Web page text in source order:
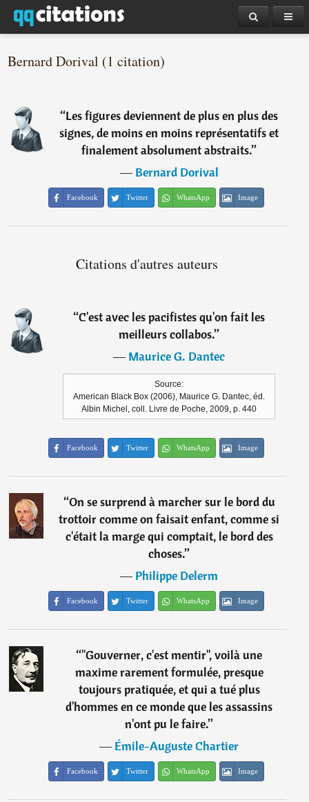
Bernard Dorival (1 citation)
“Les figures deviennent de plus en plus des
signes, de moins en moins représentatifs et
finalement absolument abstraits.”
―Bernard Dorival
Facebook Twitter WhatsApp Image
Citations d'autres auteurs
“C'est avec les pacifistes qu'on fait les
meilleurs collabos.”
―Maurice G. Dantec
Source:
American Black Box (2006), Maurice G. Dantec, éd.
Albin Michel, coll. Livre de Poche, 2009, p. 440
Facebook Twitter WhatsApp Image
“On se surprend à marcher sur le bord du
trottoir comme on faisait enfant, comme si
c'était la marge qui comptait, le bord des
choses.”
―Philippe Delerm
Facebook Twitter WhatsApp Image
“"Gouverner, c'est mentir", voilà une
maxime rarement formulée, presque
toujours pratiquée, et qui a tué plus
d'hommes en ce monde que les assassins
n'ont pu le faire.”
―Émile-Auguste Chartier
Facebook Twitter WhatsApp Image